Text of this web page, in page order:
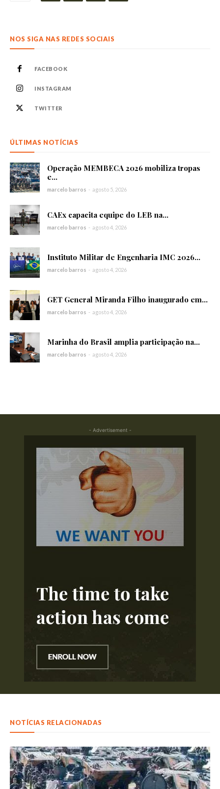
NOS SIGA NAS REDES SOCIAIS
FACEBOOK
INSTAGRAM
TWITTER
ÚLTIMAS NOTÍCIAS
Operação MEMBECA 2026 mobiliza tropas
e...
marcelo barros - agosto 5, 2026
CAEx capacita equipe do LEB na...
marcelo barros - agosto 4, 2026
Instituto Militar de Engenharia IMC 2026...
marcelo barros - agosto 4, 2026
GET General Miranda Filho inaugurado em...
marcelo barros - agosto 4, 2026
Marinha do Brasil amplia participação na...
marcelo barros - agosto 4, 2026
- Advertisement -
NOTÍCIAS RELACIONADAS